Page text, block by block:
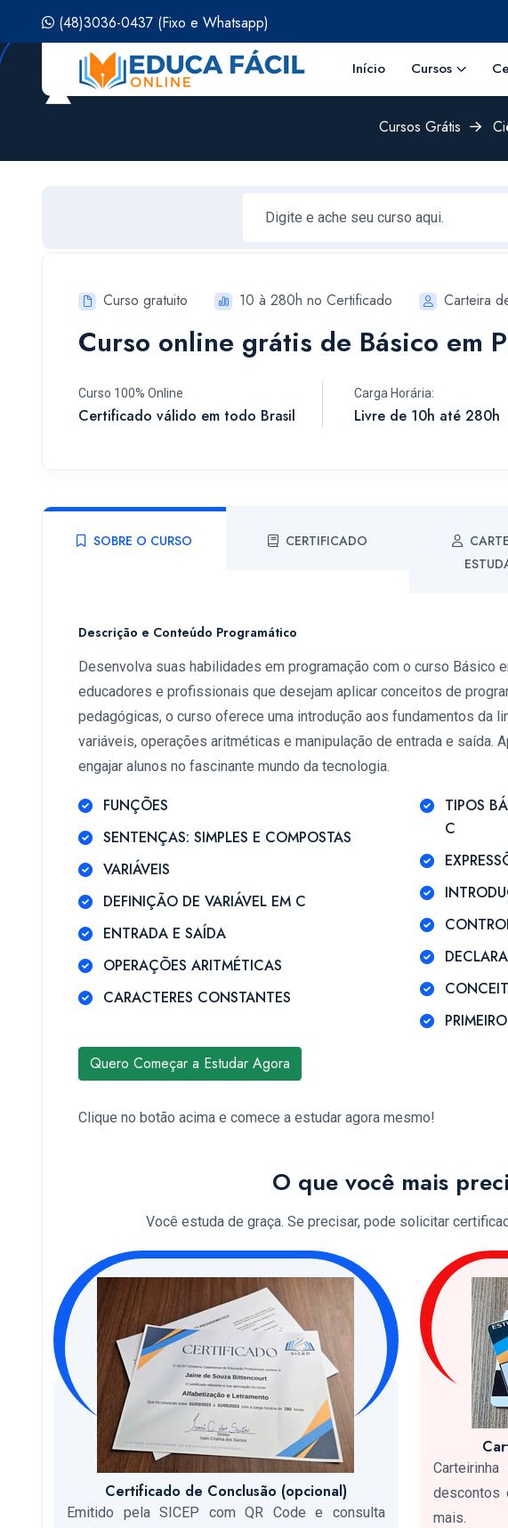
(48)3036-0437 (Fixo e Whatsapp)
Início Cursos
Cursos Grátis
Curso gratuito 10 à 280h no Certificado Carteira
Curso online grátis de Básico em
Curso 100% Online
Certificado válido em todo Brasil
Carga Horária:
Livre de 10h até 280h
SOBRE O CURSO CERTIFICADO
Descrição e Conteúdo Programático
Desenvolva suas habilidades em programação com o curso Básico
educadores e profissionais que desejam aplicar conceitos de
pedagógicas, o curso oferece uma introdução aos fundamentos da
variáveis, operações aritméticas e manipulação de entrada e saída.
engajar alunos no fascinante mundo da tecnologia.
FUNÇÕES
SENTENÇAS: SIMPLES E COMPOSTAS
VARIÁVEIS
DEFINIÇÃO DE VARIÁVEL EM C
ENTRADA E SAÍDA
OPERAÇÕES ARITMÉTICAS
CARACTERES CONSTANTES
TIPOS
C
Quero Começar a Estudar Agora
Clique no botão acima e comece a estudar agora mesmo!
O que você mais
Você estuda de graça. Se precisar, pode solicitar
Certificado de Conclusão (opcional)
Emitido pela SICEP com QR Code e consulta
descontos
mais.